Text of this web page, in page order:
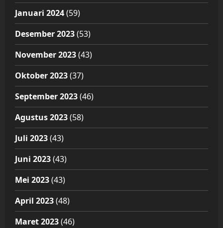
Januari 2024(59)
Desember 2023(53)
November 2023(43)
Oktober 2023(37)
September 2023(46)
Agustus 2023(58)
Juli 2023(43)
Juni 2023(43)
Mei 2023(43)
April 2023(48)
Maret 2023(46)